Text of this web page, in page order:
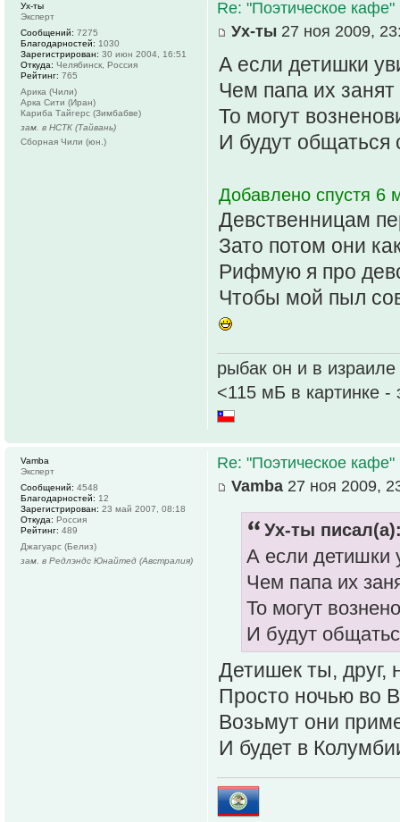
Re: "Поэтическое кафе"
Ух-ты 27 ноя 2009,
А если детишки
Чем папа их
То могут
И будут
Добавлено спустя 6
Девственницам
Зато потом они
Рифмую я про
Чтобы мой пыл
рыбак он и в
<115 мБ в картинке -
Ух-ты
Эксперт
Сообщений: 7275
Благодарностей: 1030
Зарегистрирован: 30 июн 2004, 16:51
Откуда: Челябинск, Россия
Рейтинг: 765
Арика (Чили)
Арка Сити (Иран)
Кариба Тайгерс (Зимбабве)
зам. в НСТК (Тайвань)
Сборная Чили (юн.)
Re: "Поэтическое кафе"
Vamba 27 ноя 2009,
Ух-ты
А если детишки
Чем папа их
То могут
И будут
Детишек ты, друг,
Просто ночью во
Возьмут они
И будет в
Vamba
Эксперт
Сообщений: 4548
Благодарностей: 12
Зарегистрирован: 23 май 2007, 08:18
Откуда: Россия
Рейтинг: 489
Джагуарс (Белиз)
зам. в Редлэндс Юнайтед (Австралия)